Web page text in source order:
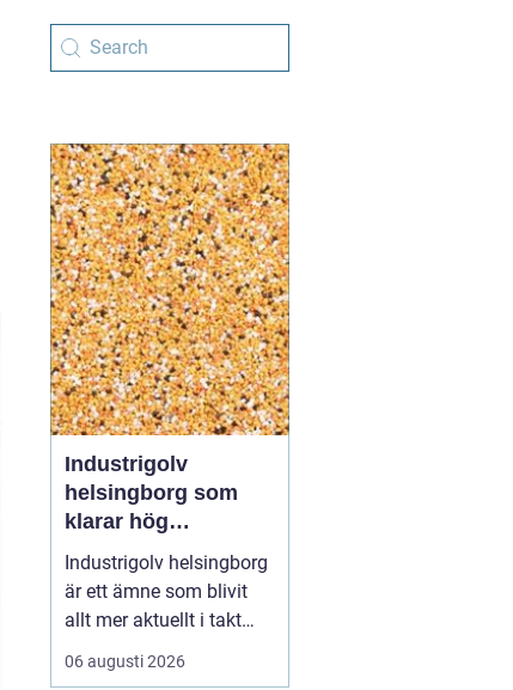
Industrigolv
helsingborg som
klarar hög
belastning och tuffa
krav
Industrigolv helsingborg
är ett ämne som blivit
allt mer aktuellt i takt
med att fler
verksamheter söker
06 augusti 2026